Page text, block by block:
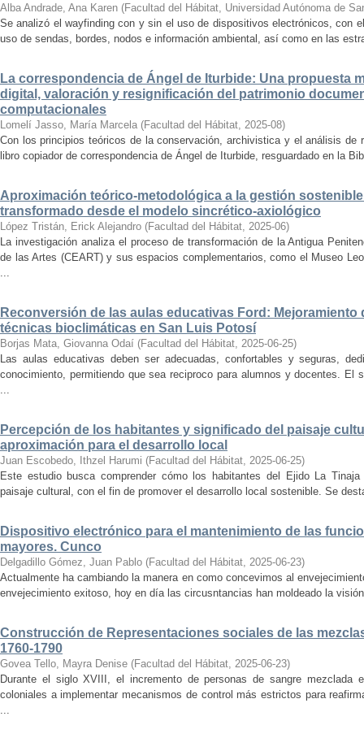
Alba Andrade, Ana Karen (Facultad del Hábitat, Universidad Autónoma de
Se analizó el wayfinding con y sin el uso de dispositivos electrónicos, con
uso de sendas, bordes, nodos e información ambiental, así como en las
La correspondencia de Ángel de Iturbide: Una propuesta
digital, valoración y resignificación del patrimonio
computacionales
Lomelí Jasso, María Marcela (Facultad del Hábitat, 2025-08)
Con los principios teóricos de la conservación, archivistica y el análisis de
libro copiador de correspondencia de Ángel de Iturbide, resguardado en la
Aproximación teórico-metodológica a la gestión
transformado desde el modelo sincrético-axiológico
López Tristán, Erick Alejandro (Facultad del Hábitat, 2025-06)
La investigación analiza el proceso de transformación de la Antigua
de las Artes (CEART) y sus espacios complementarios, como el Museo
...
Reconversión de las aulas educativas Ford:
técnicas bioclimáticas en San Luis Potosí
Borjas Mata, Giovanna Odaí (Facultad del Hábitat, 2025-06-25)
Las aulas educativas deben ser adecuadas, confortables y seguras,
conocimiento, permitiendo que sea reciproco para alumnos y docentes. El
...
Percepción de los habitantes y significado del paisaje
aproximación para el desarrollo local
Juan Escobedo, Ithzel Harumi (Facultad del Hábitat, 2025-06-25)
Este estudio busca comprender cómo los habitantes del Ejido La
paisaje cultural, con el fin de promover el desarrollo local sostenible. Se
Dispositivo electrónico para el mantenimiento de las
mayores. Cunco
Delgadillo Gómez, Juan Pablo (Facultad del Hábitat, 2025-06-23)
Actualmente ha cambiando la manera en como concevimos al
envejecimiento exitoso, hoy en día las circusntancias han moldeado la
Construcción de Representaciones sociales de las
1760-1790
Govea Tello, Mayra Denise (Facultad del Hábitat, 2025-06-23)
Durante el siglo XVIII, el incremento de personas de sangre
coloniales a implementar mecanismos de control más estrictos para
...